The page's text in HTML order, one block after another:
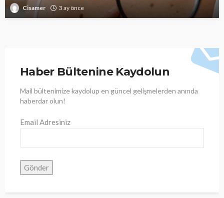
Cisamer 3 ay önce
Haber Bültenine Kaydolun
Mail bültenimize kaydolup en güncel gelişmelerden anında
haberdar olun!
Email Adresiniz